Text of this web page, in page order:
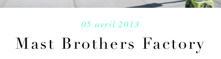
05 avril 2013
Mast Brothers Factory